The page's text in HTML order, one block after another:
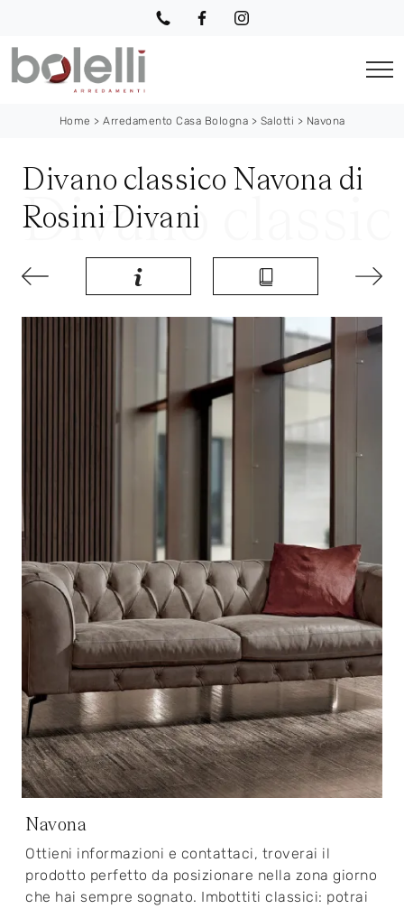
Home > Arredamento Casa Bologna > Salotti > Navona
Divano classico Navona di
Rosini Divani
Navona
Ottieni informazioni e contattaci, troverai il
prodotto perfetto da posizionare nella zona giorno
che hai sempre sognato. Imbottiti classici: potrai